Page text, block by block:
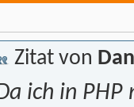
Zitat von
ich in